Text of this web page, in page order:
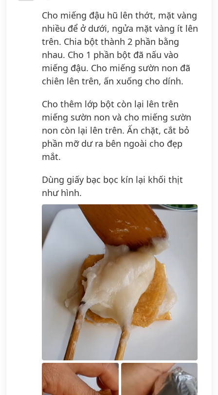
Cho miếng đậu hũ lên thớt, mặt vàng
nhiều để ở dưới, ngửa mặt vàng ít lên
trên. Chia bột thành 2 phần bằng
nhau. Cho 1 phần bột đã nấu vào
miếng đậu. Cho miếng sườn non đã
chiên lên trên, ấn xuống cho dính.
Cho thêm lớp bột còn lại lên trên
miếng sườn non và cho miếng sườn
non còn lại lên trên. Ấn chặt, cắt bỏ
phần mỡ dư ra bên ngoài cho đẹp
mắt.
Dùng giấy bạc bọc kín lại khối thịt
như hình.